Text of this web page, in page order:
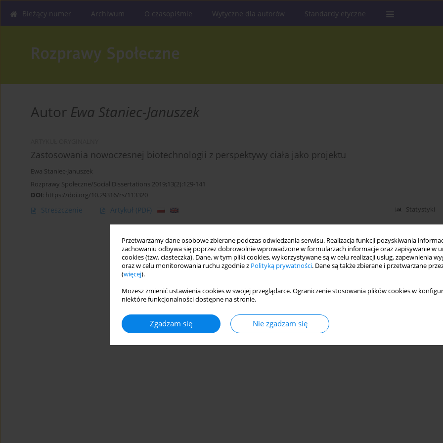
Przetwarzamy dane osobowe zbierane podczas odwiedzania serwisu. Realizacja funkcji pozyskiwania
zachowaniu odbywa się poprzez dobrowolnie wprowadzone w formularzach informacje oraz zapisywanie w
cookies (tzw. ciasteczka). Dane, w tym pliki cookies, wykorzystywane są w celu realizacji usług, zapewnienia
oraz w celu monitorowania ruchu zgodnie z Polityką prywatności. Dane są także zbierane i przetwarzane
(więcej).
Możesz zmienić ustawienia cookies w swojej przeglądarce. Ograniczenie stosowania plików cookies w
niektóre funkcjonalności dostępne na stronie.
Zgadzam się Nie zgadzam się
Bieżący numer Archiwum O czasopiśmie Wytyczne dla autorów Standardy etyczne
Autor Ewa Staniec-Januszek
Zastosowania nowoczesnej biotechnologii z perspektywy ciała jako projektu
Ewa Staniec-Januszek
Rozprawy Społeczne/Social Dissertations 2019;13(2):129-141
DOI: https://doi.org/10.29316/rs/113320
Streszczenie Artykuł (PDF) Statystyki